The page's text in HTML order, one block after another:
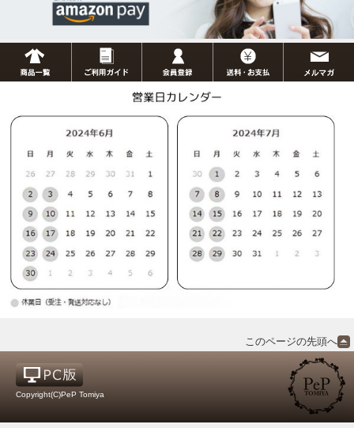
このページの先頭へ
Copyright(C)PeP Tomiya